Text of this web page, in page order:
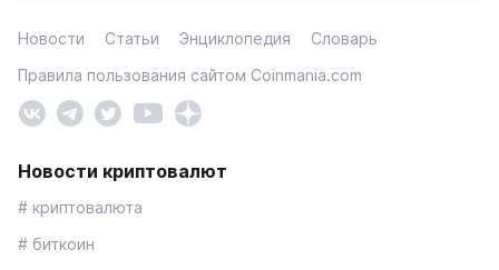
Новости Статьи Энциклопедия
Словарь
Правила пользования сайтом Coinmania.com
Новости криптовалют
# криптовалюта
# биткоин